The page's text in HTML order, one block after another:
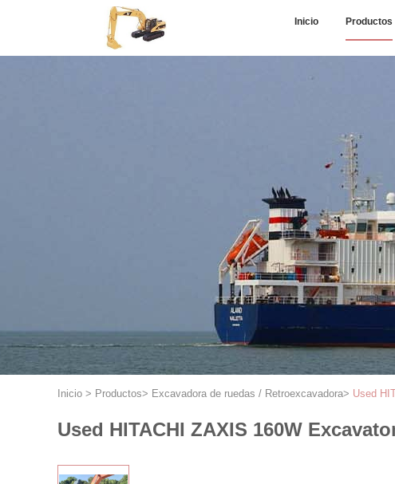
Inicio Productos
Inicio > Productos> Excavadora de ruedas / Retroexcavadora> Used
Used HITACHI ZAXIS 160W